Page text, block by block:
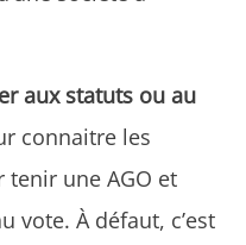
aux statuts ou au
connaitre les
une AGO et
vote. À défaut, c’est